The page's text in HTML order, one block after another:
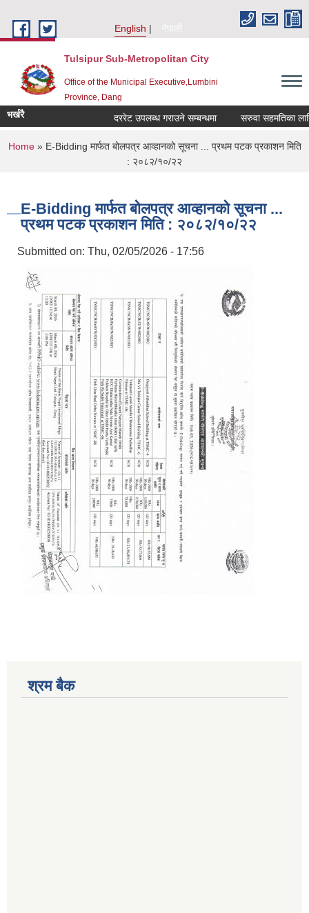
English
नेपाली
Tulsipur Sub-Metropolitan City
Office of the Municipal Executive,Lumbini
Province, Dang
भर्खरै दररेट उपलब्ध गराउने सम्बन्धमा सरुवा सहमतिका
You are here
Home» E-Bidding मार्फत बोलपत्र आव्हानको सूचना ... प्रथम पटक प्रकाशन मिति
: २०८२/१०/२२
E-Bidding मार्फत बोलपत्र आव्हानको सूचना ...
प्रथम पटक प्रकाशन मिति : २०८२/१०/२२
Submitted on: Thu, 02/05/2026 - 17:56
श्रम बैक